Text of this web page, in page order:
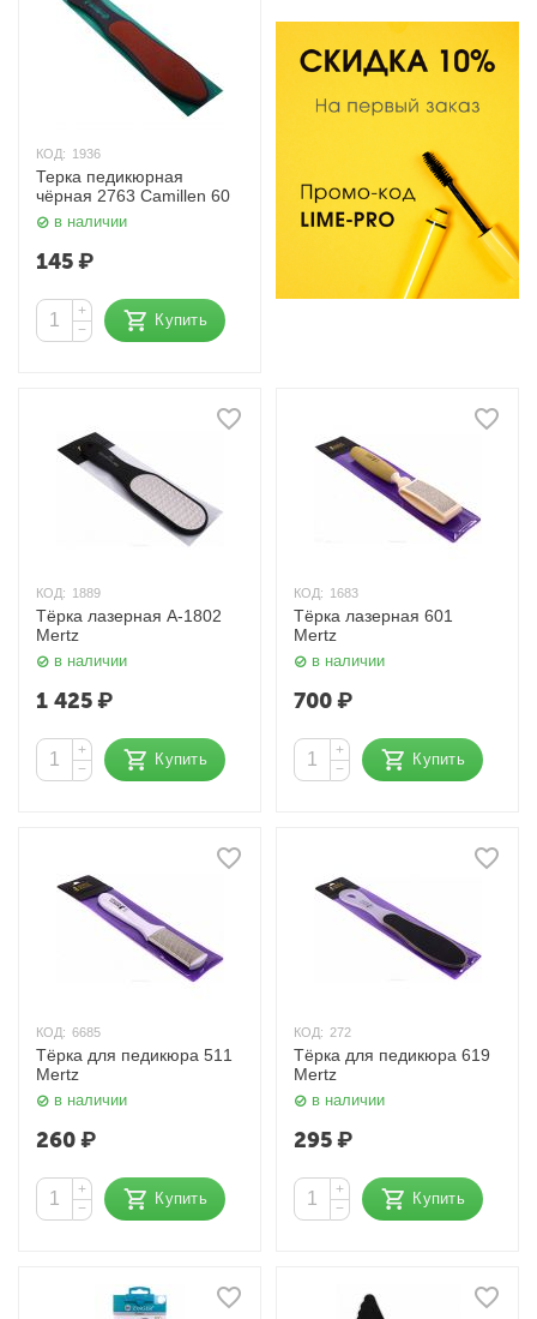
КОД: 1936
Терка педикюрная
чёрная 2763 Camillen 60
в наличии
145₽
+
−
Купить
КОД: 1889
Тёрка лазерная A-1802
Mertz
в наличии
1 425₽
+
−
Купить
КОД: 1683
Тёрка лазерная 601
Mertz
в наличии
700₽
+
−
Купить
КОД: 6685
Тёрка для педикюра 511
Mertz
в наличии
260₽
+
−
Купить
КОД: 272
Тёрка для педикюра 619
Mertz
в наличии
295₽
+
−
Купить